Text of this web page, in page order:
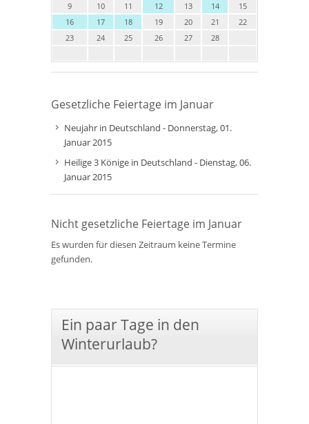
9
10 11 12 13 14
15
16
17 18 19 20 21
22
23
24 25 26 27 28
Gesetzliche Feiertage im Januar
Neujahr in Deutschland - Donnerstag, 01.
Januar 2015
Heilige 3 Könige in Deutschland - Dienstag, 06.
Januar 2015
Nicht gesetzliche Feiertage im Januar
Es wurden für diesen Zeitraum keine Termine
gefunden.
Ein paar Tage in den
Winterurlaub?